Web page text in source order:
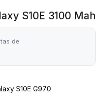
S10E 3100 Mah
de
S10E G970